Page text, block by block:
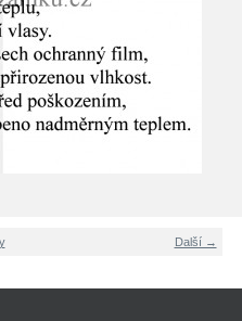
Další →